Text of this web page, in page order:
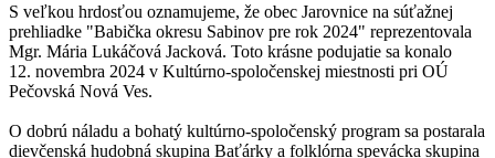
S veľkou hrdosťou oznamujeme, že obec Jarovnice na súťažnej
prehliadke "Babička okresu Sabinov pre rok 2024" reprezentovala
Mgr. Mária Lukáčová Jacková. Toto krásne podujatie sa konalo
12. novembra 2024 v Kultúrno-spoločenskej miestnosti pri OÚ
Pečovská Nová Ves.
O dobrú náladu a bohatý kultúrno-spoločenský program sa postarala
dievčenská hudobná skupina Baťárky a folklórna spevácka skupina